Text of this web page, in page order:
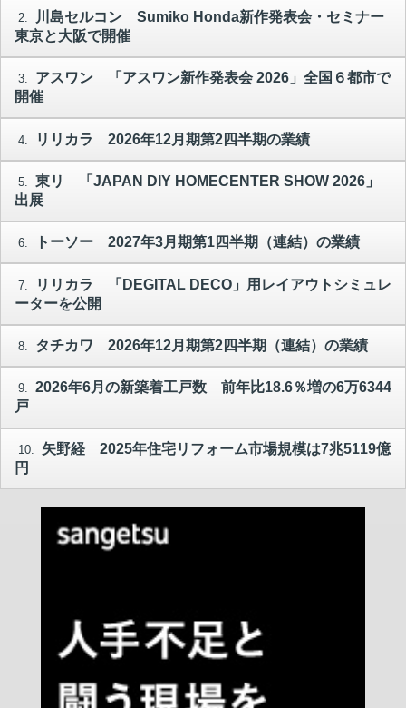
2.
川島セルコン Sumiko Honda新作発表会・セミナー
東京と大阪で開催
3.
アスワン 「アスワン新作発表会 2026」全国６都市で
開催
4. リリカラ 2026年12月期第2四半期の業績
5.
東リ 「JAPAN DIY HOMECENTER SHOW 2026」
出展
6. トーソー 2027年3月期第1四半期（連結）の業績
7.
リリカラ 「DEGITAL DECO」用レイアウトシミュレ
ーターを公開
8. タチカワ 2026年12月期第2四半期（連結）の業績
9. 2026年6月の新築着工戸数 前年比18.6％増の6万6344
戸
10.
矢野経 2025年住宅リフォーム市場規模は7兆5119億
円